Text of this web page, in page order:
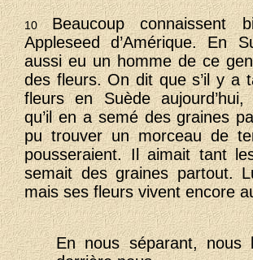
10Beaucoup connaissent
Appleseed d’Amérique. En
aussi eu un homme de ce
des fleurs. On dit que s’il y a
fleurs en Suède aujourd’hui,
qu’il en a semé des graines
pu trouver un morceau de
pousseraient. Il aimait tant
semait des graines partout.
mais ses fleurs vivent encore
En nous séparant, nous